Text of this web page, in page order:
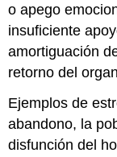
o apego
insuficiente
amortiguación
retorno del
Ejemplos de
abandono, la
disfunción del